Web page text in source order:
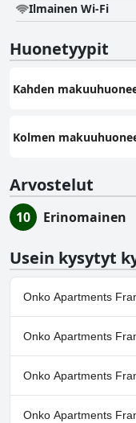
Ilmainen Wi-Fi
Huonetyypit
Kahden
Kolmen
Arvostelut
10 Erinomainen
Usein kysytyt
Onko Apartments
Ei, Apartments Franka
Onko Apartments
Ei, Apartments Franka
Onko Apartments
Ei, Apartments Franka
Onko Apartments